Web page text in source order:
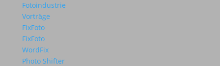
Fotoindustrie
Vorträge
FixFoto
FixFoto
WordFix
Photo Shifter